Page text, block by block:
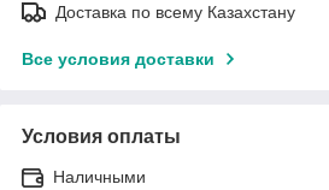
Доставка по всему Казахстану
Все условия доставки
Условия оплаты
Наличными